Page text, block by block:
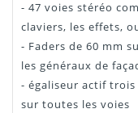
- 47 voies stéréo
claviers, les effets,
- Faders de 60 mm
les généraux de
- égaliseur actif trois
sur toutes les voies